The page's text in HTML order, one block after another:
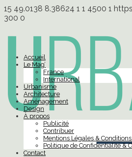
15 49.0138 8.38624 1 1 4500 1
300 0
Accueil
Le Mag’
France
International
Urbanisme
Architecture
Aménagement
Design
À propos
Publicité
Contribuer
Mentions Légales &
Politique de Confidentialité &
Contact